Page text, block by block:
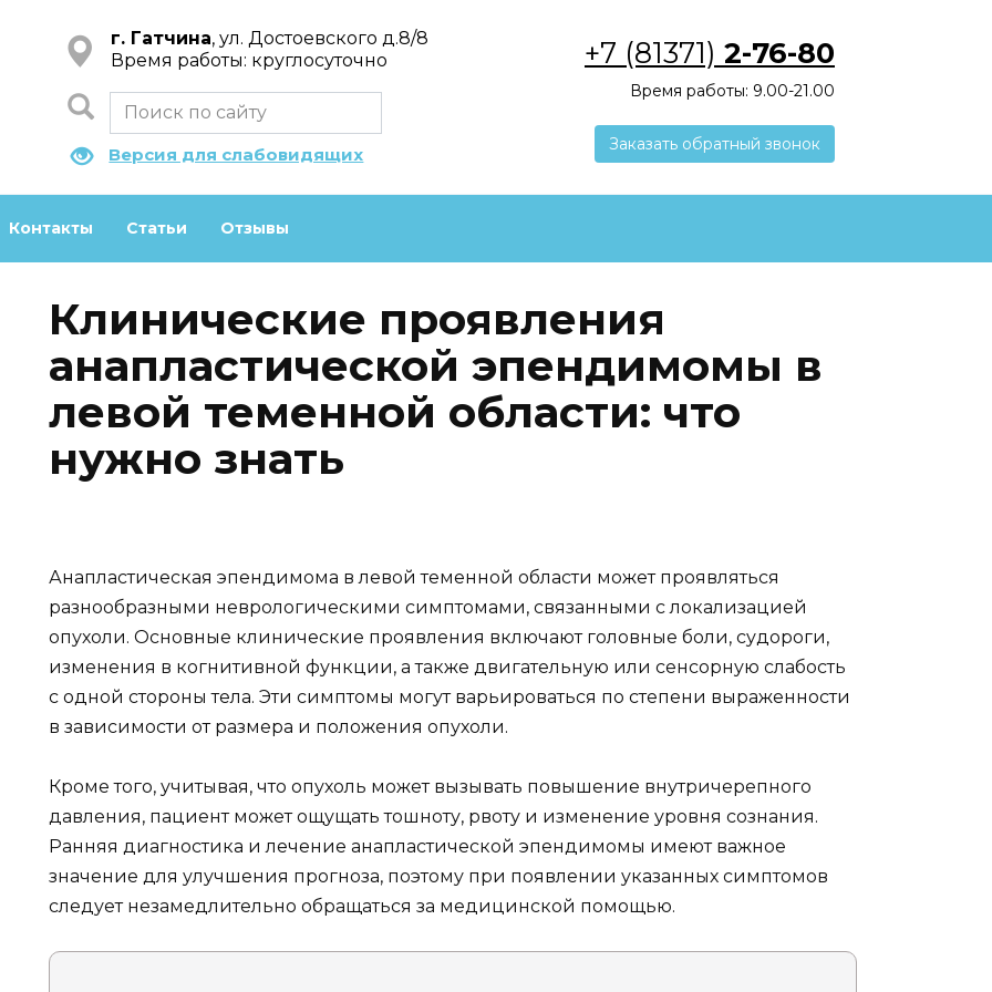
г. Гатчина, ул. Достоевского д.8/8
Время работы: круглосуточно
Версия для слабовидящих
+7 (81371) 2-76-80
Время работы: 9.00-21.00
Заказать обратный звонок
Контакты Статьи Отзывы
Клинические проявления
анапластической эпендимомы в
левой теменной области: что
нужно знать
Анапластическая эпендимома в левой теменной области может проявляться
разнообразными неврологическими симптомами, связанными с локализацией
опухоли. Основные клинические проявления включают головные боли, судороги,
изменения в когнитивной функции, а также двигательную или сенсорную слабость
с одной стороны тела. Эти симптомы могут варьироваться по степени выраженности
в зависимости от размера и положения опухоли.
Кроме того, учитывая, что опухоль может вызывать повышение внутричерепного
давления, пациент может ощущать тошноту, рвоту и изменение уровня сознания.
Ранняя диагностика и лечение анапластической эпендимомы имеют важное
значение для улучшения прогноза, поэтому при появлении указанных симптомов
следует незамедлительно обращаться за медицинской помощью.